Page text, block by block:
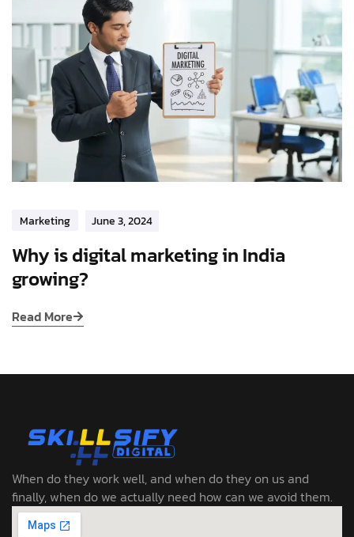
Marketing June 3, 2024
Why is digital marketing in India
growing?
Read More
When do they work well, and when do they on us and
finally, when do we actually need how can we avoid them.